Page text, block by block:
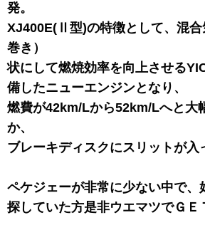
発。
XJ400E(Ⅱ型)の特徴として、混合
巻き）
状にして燃焼効率を向上させる
備したニューエンジンとなり、
燃費が42km/Lから52km/Lへと大
か、
ブレーキディスクにスリットが入
ペケジェーが非常に少ない中で、
探していた方是非ウエマツでＧＥ